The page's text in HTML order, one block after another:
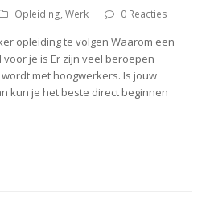
Opleiding,Werk 0 Reacties
opleiding te volgen Waarom een
je is Er zijn veel beroepen
met hoogwerkers. Is jouw
kun je het beste direct beginnen